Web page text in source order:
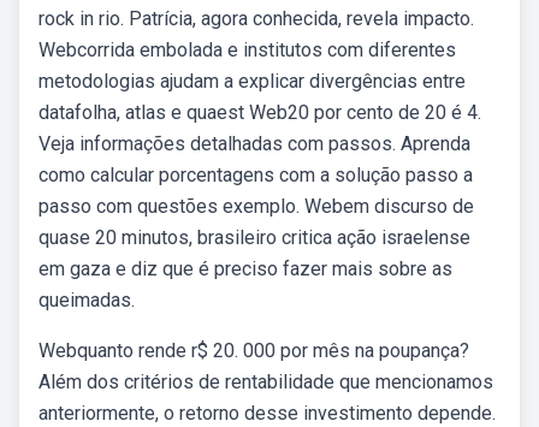
rock in rio. Patrícia, agora conhecida, revela impacto.
Webcorrida embolada e institutos com diferentes
metodologias ajudam a explicar divergências entre
datafolha, atlas e quaest Web20 por cento de 20 é 4.
Veja informações detalhadas com passos. Aprenda
como calcular porcentagens com a solução passo a
passo com questões exemplo. Webem discurso de
quase 20 minutos, brasileiro critica ação israelense
em gaza e diz que é preciso fazer mais sobre as
queimadas.
Webquanto rende r$ 20. 000 por mês na poupança?
Além dos critérios de rentabilidade que mencionamos
anteriormente, o retorno desse investimento depende.